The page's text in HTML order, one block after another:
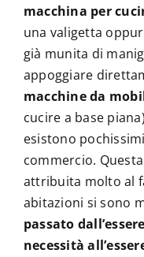
macchina per
una valigetta
già munita di
appoggiare
macchine da
cucire a base
esistono
commercio.
attribuita molto al
abitazioni si sono
passato
necessità